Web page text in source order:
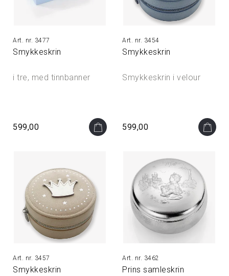
3477
Smykkeskrin
i tre, med tinnbanner
599,00
3454
Smykkeskrin
Smykkeskrin i velour
599,00
3457
Smykkeskrin
3462
Prins samleskrin